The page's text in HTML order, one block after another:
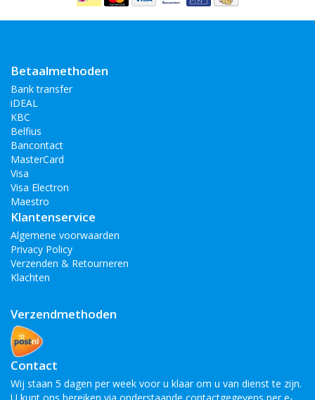
Betaalmethoden
Bank transfer
iDEAL
KBC
Belfius
Bancontact
MasterCard
Visa
Visa Electron
Maestro
Klantenservice
Algemene voorwaarden
Privacy Policy
Verzenden & Retourneren
Klachten
Verzendmethoden
Contact
Wij staan 5 dagen per week voor u klaar om u van dienst te zijn.